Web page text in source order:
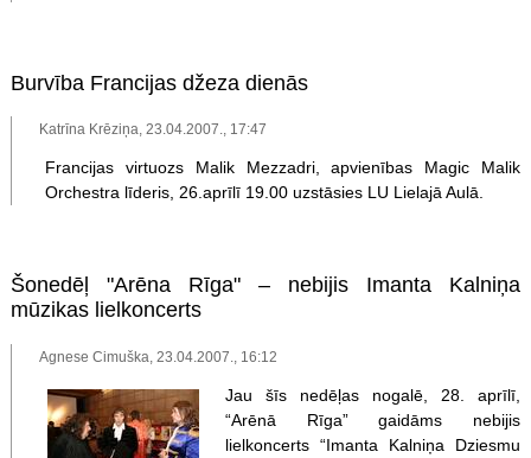
Burvība Francijas džeza dienās
Katrīna Krēziņa, 23.04.2007., 17:47
Francijas virtuozs Malik Mezzadri, apvienības Magic Malik
Orchestra līderis, 26.aprīlī 19.00 uzstāsies LU Lielajā Aulā.
Šonedēļ "Arēna Rīga" – nebijis Imanta Kalniņa
mūzikas lielkoncerts
Agnese Cimuška, 23.04.2007., 16:12
Jau šīs nedēļas nogalē, 28. aprīlī,
“Arēnā Rīga” gaidāms nebijis
lielkoncerts “Imanta Kalniņa Dziesmu